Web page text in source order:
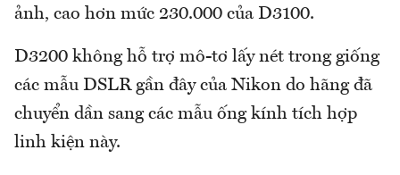
ảnh, cao hơn mức 230.000 của D3100.
D3200 không hỗ trợ mô-tơ lấy nét trong giống
các mẫu DSLR gần đây của Nikon do hãng đã
chuyển dần sang các mẫu ống kính tích hợp
linh kiện này.